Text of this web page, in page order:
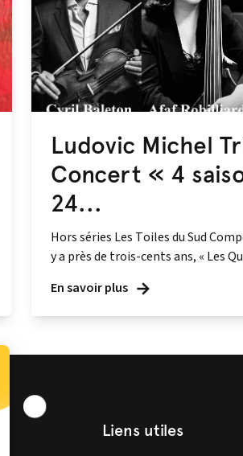
Ludovic Michel
Concert « 4
24...
Hors séries Les Toiles du Sud
y a près de trois-cents ans, « Les
En savoir plus
Liens utiles